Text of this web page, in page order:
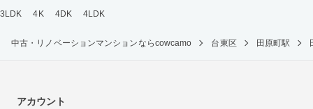
3LDK
4K 4DK 4LDK
中古・リノベーションマンションならcowcamo 台東区 田原町駅
アカウント